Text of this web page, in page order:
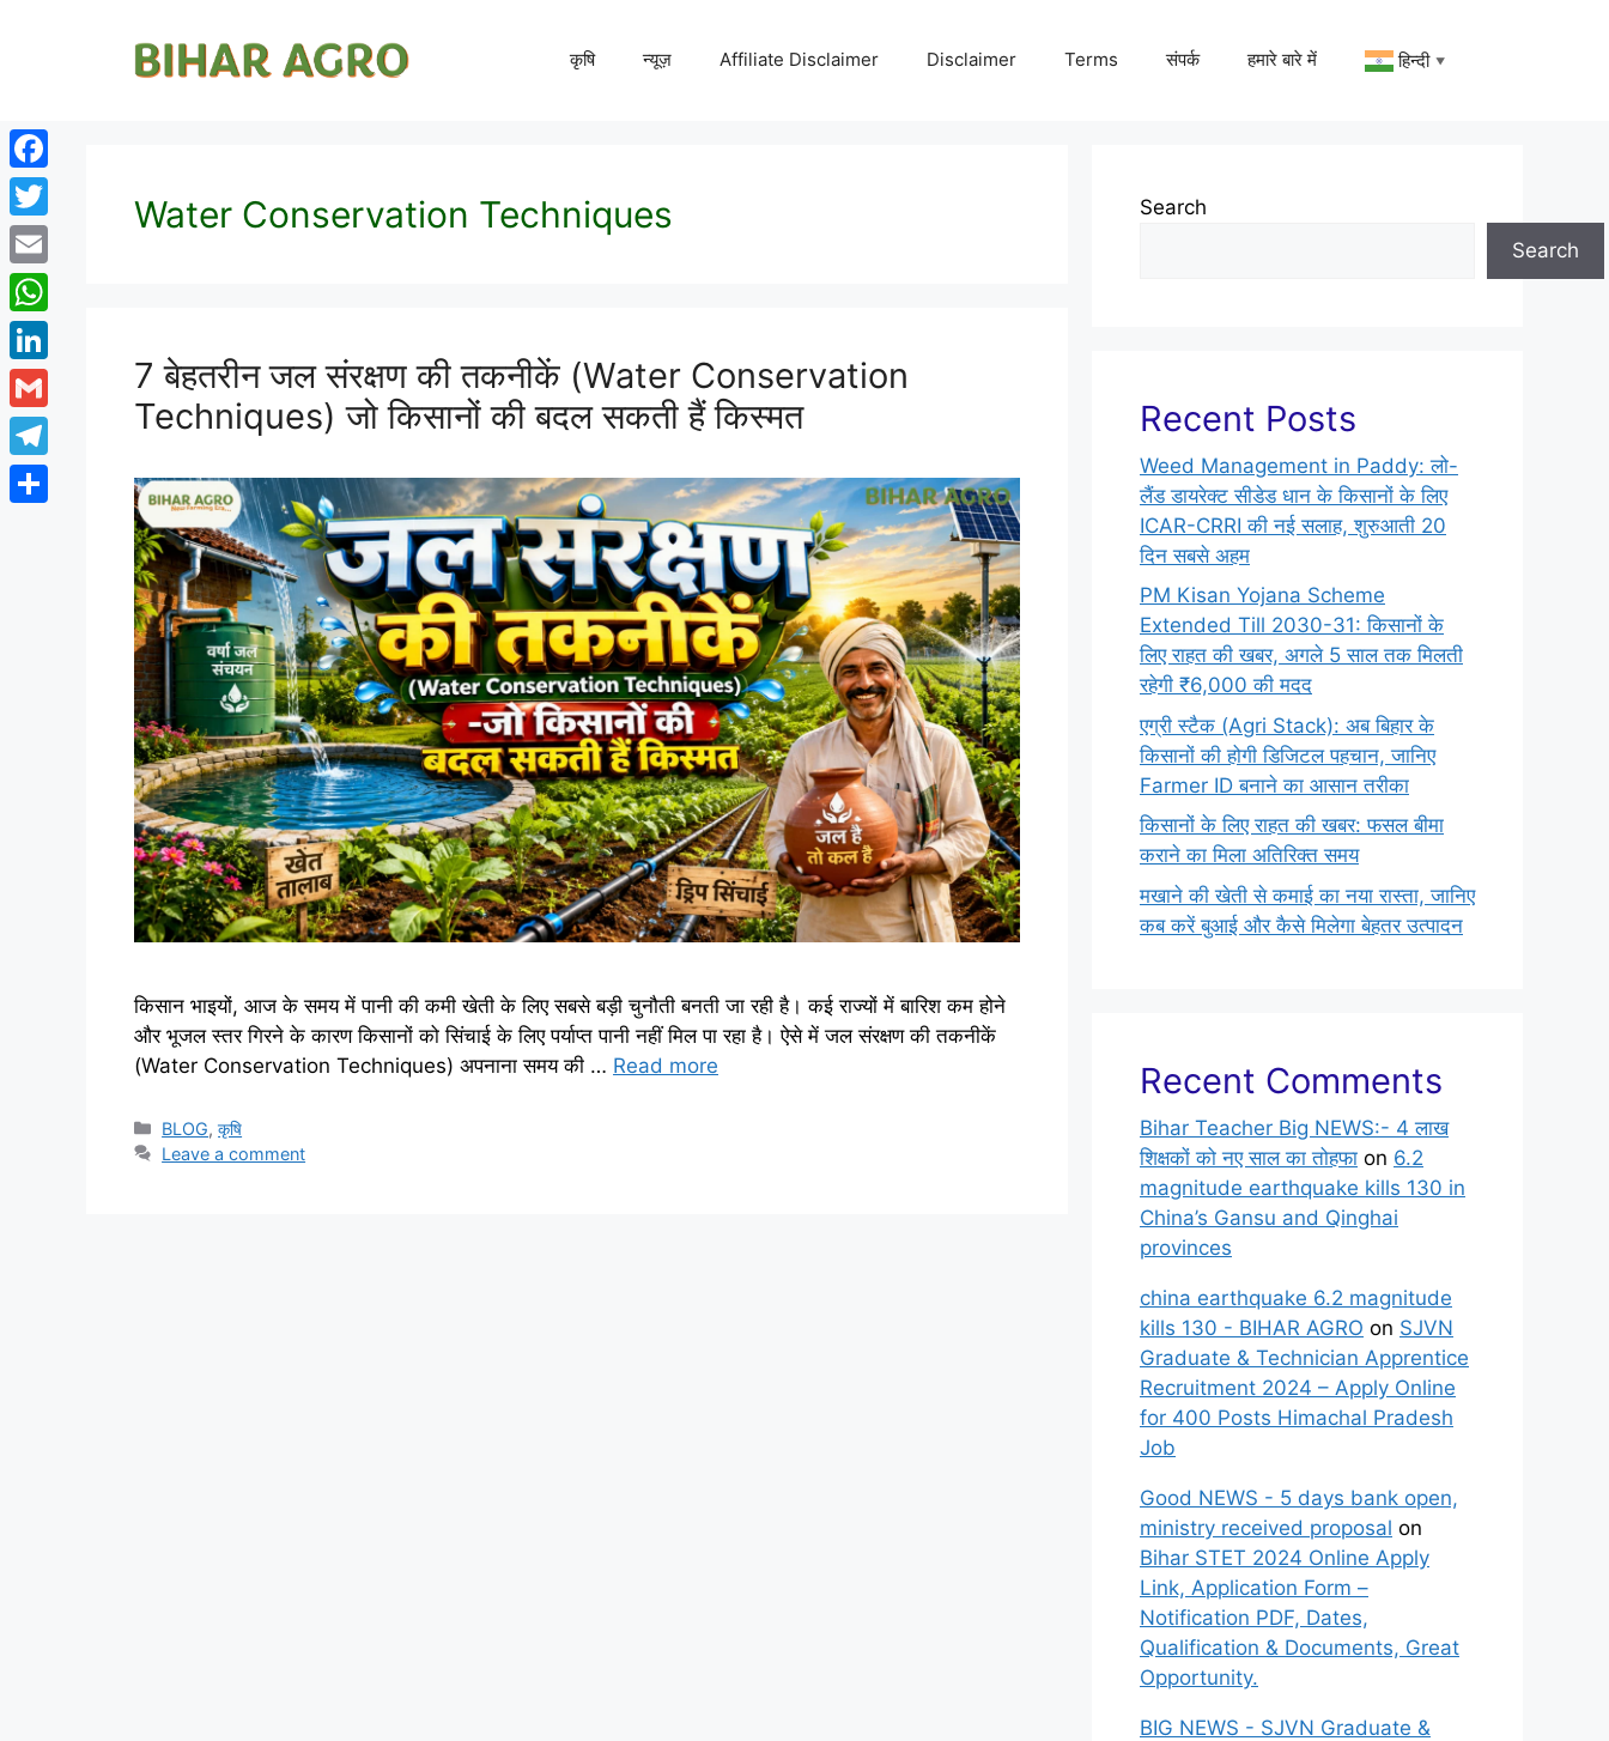
कृषि न्यूज़ Affiliate Disclaimer Disclaimer Terms संपर्क हमारे बारे में हिन्दी ▼
Water Conservation Techniques
7 बेहतरीन जल संरक्षण की तकनीकें (Water Conservation
Techniques) जो किसानों की बदल सकती हैं किस्मत
किसान भाइयों, आज के समय में पानी की कमी खेती के लिए सबसे बड़ी चुनौती बनती जा रही है। कई राज्यों में बारिश कम होने
और भूजल स्तर गिरने के कारण किसानों को सिंचाई के लिए पर्याप्त पानी नहीं मिल पा रहा है। ऐसे में जल संरक्षण की तकनीकें
(Water Conservation Techniques) अपनाना समय की … Read more
BLOG,कृषि
Leave a comment
Search
Search
Recent Posts
Weed Management in Paddy: लो-
लैंड डायरेक्ट सीडेड धान के किसानों के लिए
ICAR-CRRI की नई सलाह, शुरुआती 20
दिन सबसे अहम
PM Kisan Yojana Scheme
Extended Till 2030-31: किसानों के
लिए राहत की खबर, अगले 5 साल तक मिलती
रहेगी ₹6,000 की मदद
एग्री स्टैक (Agri Stack): अब बिहार के
किसानों की होगी डिजिटल पहचान, जानिए
Farmer ID बनाने का आसान तरीका
किसानों के लिए राहत की खबर: फसल बीमा
कराने का मिला अतिरिक्त समय
मखाने की खेती से कमाई का नया रास्ता, जानिए
कब करें बुआई और कैसे मिलेगा बेहतर उत्पादन
Recent Comments
Bihar Teacher Big NEWS:- 4 लाख
शिक्षकों को नए साल का तोहफा on 6.2
magnitude earthquake kills 130 in
China’s Gansu and Qinghai
provinces
china earthquake 6.2 magnitude
kills 130 - BIHAR AGRO on SJVN
Graduate & Technician Apprentice
Recruitment 2024 – Apply Online
for 400 Posts Himachal Pradesh
Job
Good NEWS - 5 days bank open,
ministry received proposal on
Bihar STET 2024 Online Apply
Link, Application Form –
Notification PDF, Dates,
Qualification & Documents, Great
Opportunity.
BIG NEWS - SJVN Graduate &
Facebook
Twitter
Email
WhatsApp
LinkedIn
Gmail
Telegram